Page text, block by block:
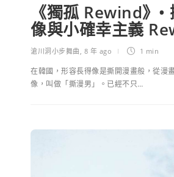
《獨孤 Rewind》•
像與小確幸主義
滄川洞小步舞曲 8 年 ago 1 min
在韓國，形容長得像是撕開漫畫般，從漫
像，叫做「撕漫男」。已經不只…